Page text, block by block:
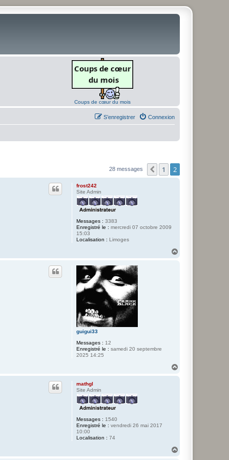
Coups de cœur du mois
Connexion
S’enregistrer
28 messages Précédente
1 2
frost242
Site Admin
Messages : 3383
Enregistré le : mercredi 07 octobre 2009
15:03
Localisation : Limoges
guigui33
Messages : 12
Enregistré le : samedi 20 septembre
2025 14:25
mathgl
Site Admin
Messages : 1540
Enregistré le : vendredi 26 mai 2017
10:00
Localisation : 74